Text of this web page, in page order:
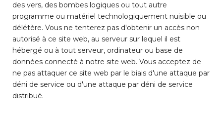
des vers, des bombes logiques ou tout autre
programme ou matériel technologiquement nuisible ou
délétère. Vous ne tenterez pas d'obtenir un accès non
autorisé à ce site web, au serveur sur lequel il est
hébergé ou à tout serveur, ordinateur ou base de
données connecté à notre site web. Vous acceptez de
ne pas attaquer ce site web par le biais d'une attaque par
déni de service ou d'une attaque par déni de service
distribué.
JE VEUX MA RÉDUCTION